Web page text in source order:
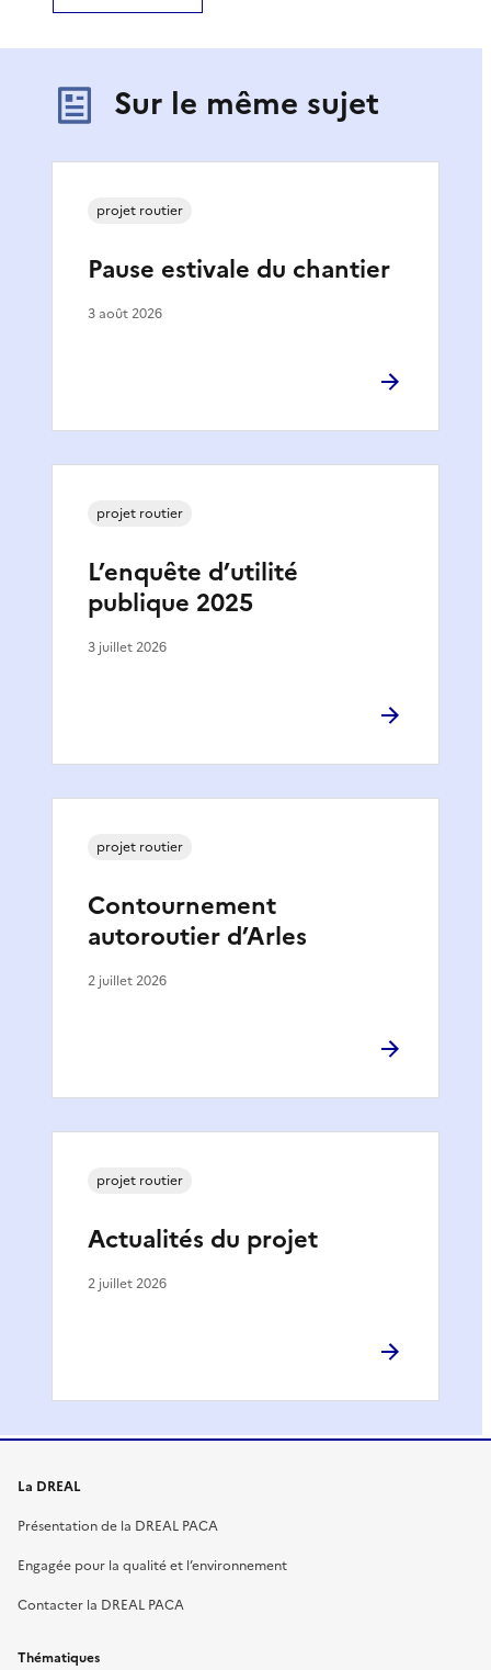
Sur le même sujet
Pause estivale du chantier
projet routier
3 août 2026
L’enquête d’utilité
publique 2025
projet routier
3 juillet 2026
Contournement
autoroutier d’Arles
projet routier
2 juillet 2026
Actualités du projet
projet routier
2 juillet 2026
La DREAL
Présentation de la DREAL PACA
Engagée pour la qualité et l’environnement
Contacter la DREAL PACA
Thématiques